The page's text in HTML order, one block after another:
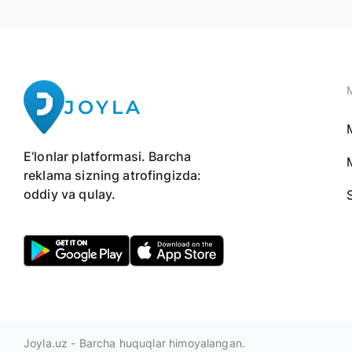
JOYLA
E‘lonlar platformasi. Barcha
reklama sizning atrofingizda:
oddiy va qulay.
Joyla.uz - Barcha huquqlar himoyalangan.